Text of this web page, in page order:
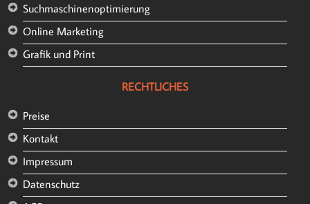
Suchmaschinenoptimierung
Online Marketing
Grafik und Print
RECHTLICHES
Preise
Kontakt
Impressum
Datenschutz